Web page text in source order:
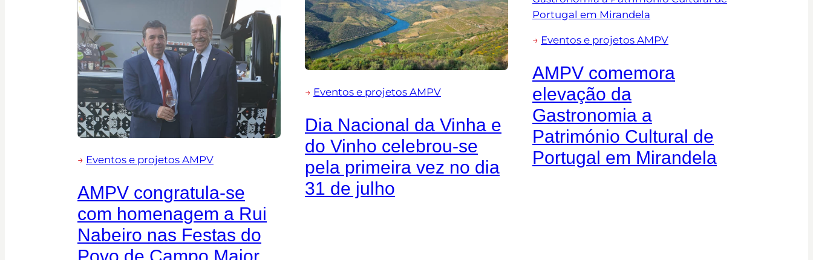
→ Eventos e projetos AMPV
AMPV congratula-se
com homenagem a Rui
Nabeiro nas Festas do
→ Eventos e projetos AMPV
Dia Nacional da Vinha e
do Vinho celebrou-se
pela primeira vez no dia
31 de julho
→ Eventos e projetos AMPV
AMPV comemora
elevação da
Gastronomia a
Património Cultural de
Portugal em Mirandela